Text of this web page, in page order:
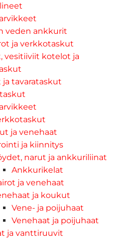
veden ankkurit
ja verkkotaskut
vesitiiviit kotelot ja
ja tavarataskut
ja venehaat
ja kiinnitys
narut ja ankkuriliinat
Ankkurikelat
ja venehaat
ja koukut
Vene- ja poijuhaat
Venehaat ja poijuhaat
ja vanttiruuvit